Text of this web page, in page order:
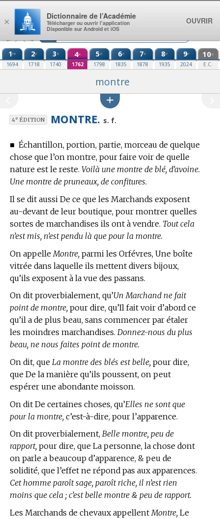
Aller au contenu
1re
1694
2e
1718
3e
1740
4e
1762
5e
1798
6e
1835
7e
1878
8e
1935
9e
2024
10e
E.C.
montre
4eÉDITION MONTRE. s. f.
■ Échantillon, portion, partie, morceau de quelque
chose que l’on montre, pour faire voir de quelle
nature est le reste. Voilà une montre de blé, d’avoine.
Une montre de pruneaux, de confitures.
Il se dit aussi De ce que les Marchands exposent
au-devant de leur boutique, pour montrer quelles
sortes de marchandises ils ont à vendre. Tout cela
n’est mis, n’est pendu là que pour la montre.
On appelle Montre, parmi les Orfévres, Une boîte
vitrée dans laquelle ils mettent divers bijoux,
qu’ils exposent à la vue des passans.
On dit proverbialement, qu’Un Marchand ne fait
point de montre, pour dire, qu’Il fait voir d’abord ce
qu’il a de plus beau, sans commencer par étaler
les moindres marchandises. Donnez-nous du plus
beau, ne nous faites point de montre.
On dit, que La montre des blés est belle, pour dire,
que De la manière qu’ils poussent, on peut
espérer une abondante moisson.
On dit De certaines choses, qu’Elles ne sont que
pour la montre, c’est-à-dire, pour l’apparence.
On dit proverbialement, Belle montre, peu de
rapport, pour dire, que La personne, la chose dont
on parle a beaucoup d’apparence, & peu de
solidité, que l’effet ne répond pas aux apparences.
Cet homme paroît sage, paroît riche, il n’est rien
moins que cela ; c’est belle montre & peu de rapport.
Les Marchands de chevaux appellent Montre, Le
×
Dictionnaire de l’Académie
Télécharger ou ouvrir l’application
Disponible sur Android et iOS
OUVRIR